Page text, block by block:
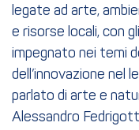
legate ad arte,
e risorse locali, con
impegnato nei temi
dell’innovazione nel
parlato di arte e
Alessandro